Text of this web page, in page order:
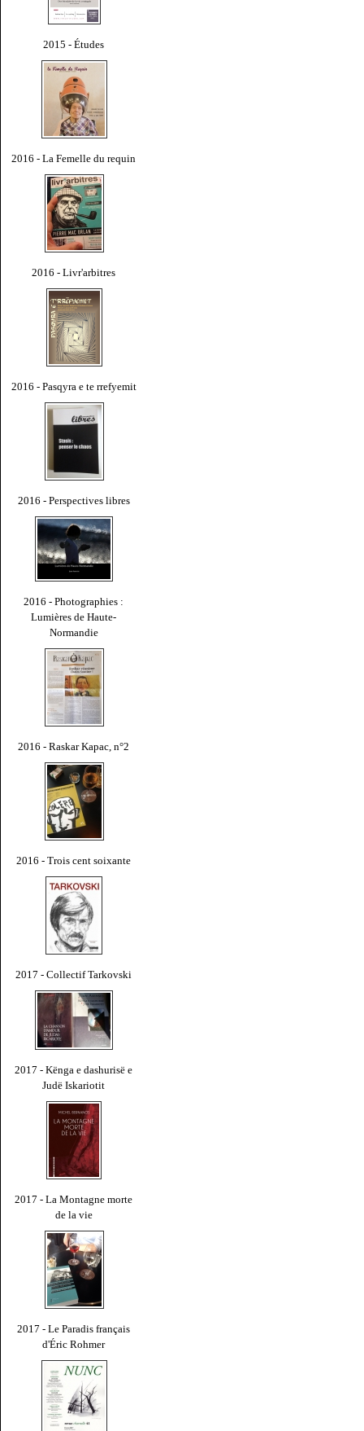
2015 - Études
2016 - La Femelle du requin
2016 - Livr'arbitres
2016 - Pasqyra e te rrefyemit
2016 - Perspectives libres
2016 - Photographies :
Lumières de Haute-
Normandie
2016 - Raskar Kapac, n°2
2016 - Trois cent soixante
2017 - Collectif Tarkovski
2017 - Kënga e dashurisë e
Judë Iskariotit
2017 - La Montagne morte
de la vie
2017 - Le Paradis français
d'Éric Rohmer